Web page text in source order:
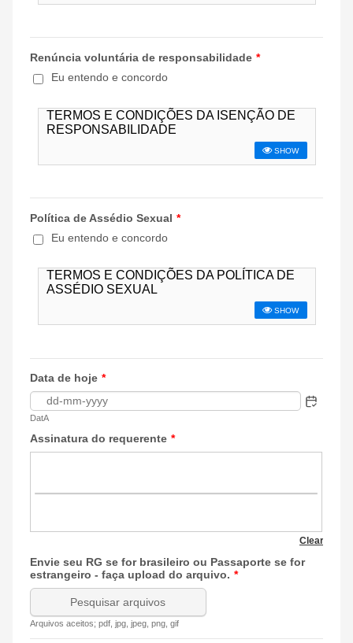
Renúncia voluntária de responsabilidade *
Eu entendo e concordo
Política de Assédio Sexual *
Eu entendo e concordo
Data de hoje *
DatA
Assinatura do requerente *
Envie seu RG se for brasileiro ou Passaporte se for
estrangeiro - faça upload do arquivo. *
Pesquisar arquivos
Arquivos aceitos; pdf, jpg, jpeg, png, gif